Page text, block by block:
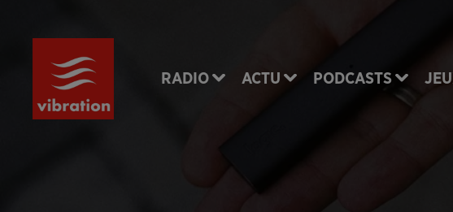
RADIO ACTU PODCASTS